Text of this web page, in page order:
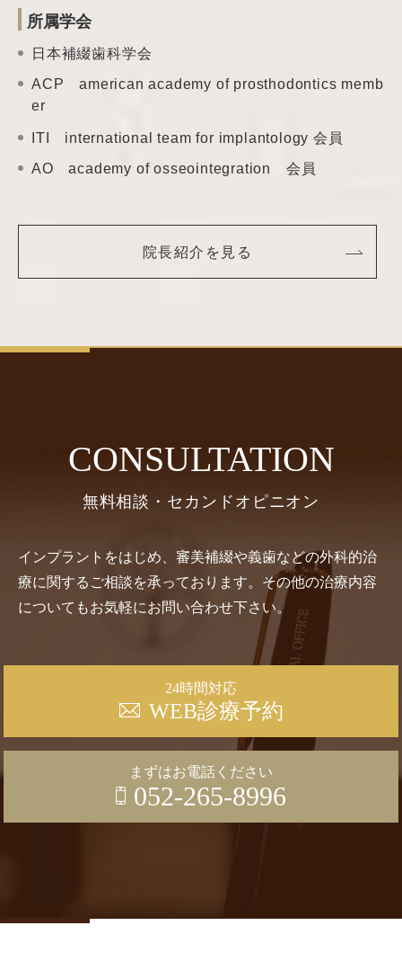
所属学会
日本補綴歯科学会
ACP american academy of prosthodontics memb
er
ITI international teamfor implantology 会員
AO academy ofosseointegration 会員
院長紹介を見る
CONSULTATION
無料相談・セカンドオピニオン
インプラントをはじめ、審美補綴や義歯などの外科的治
療に関するご相談を承っております。その他の治療内容
についてもお気軽にお問い合わせ下さい。
24時間対応
WEB診療予約
まずはお電話ください
052-265-8996